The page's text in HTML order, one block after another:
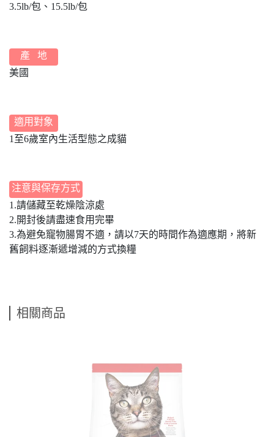
3.5lb/包、15.5lb/包
產 地
美國
適用對象
1至6歲室內生活型態之成貓
注意與保存方式
1.請儲藏至乾燥陰涼處
2.開封後請盡速食用完畢
3.為避免寵物腸胃不適，請以7天的時間作為適應期，將新
舊飼料逐漸遞增減的方式換糧
相關商品